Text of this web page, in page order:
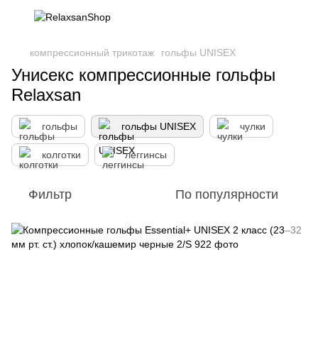
компрессионный трикотаж гольфы UNISEX
Унисекс компрессионные гольфы
Relaxsan
гольфы гольфы UNISEX чулки
колготки леггинсы
Фильтр По популярности